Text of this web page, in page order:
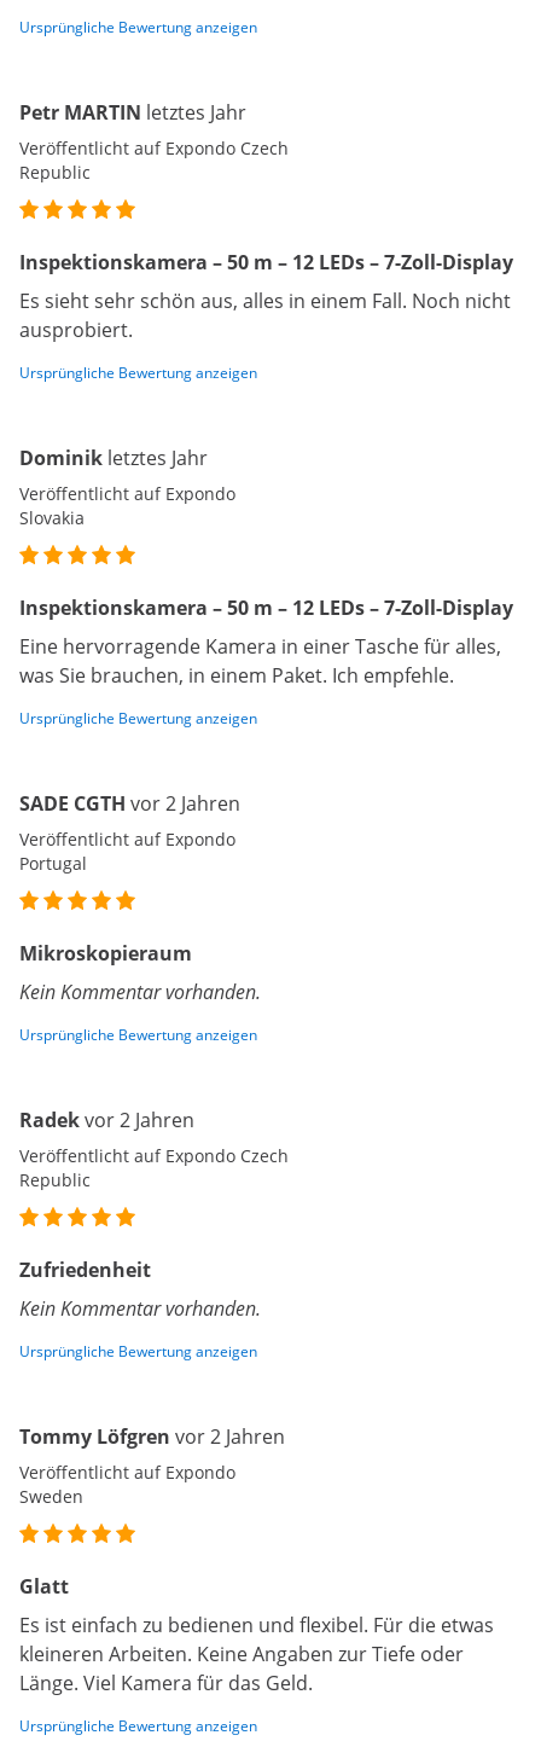
Ursprüngliche Bewertung anzeigen
Petr MARTIN letztes Jahr
Veröffentlicht auf Expondo Czech
Republic
Inspektionskamera – 50 m – 12 LEDs – 7-Zoll-Display
Es sieht sehr schön aus, alles in einem Fall. Noch nicht
ausprobiert.
Ursprüngliche Bewertung anzeigen
Dominik letztes Jahr
Veröffentlicht auf Expondo
Slovakia
Inspektionskamera – 50 m – 12 LEDs – 7-Zoll-Display
Eine hervorragende Kamera in einer Tasche für alles,
was Sie brauchen, in einem Paket. Ich empfehle.
Ursprüngliche Bewertung anzeigen
SADE CGTH vor 2 Jahren
Veröffentlicht auf Expondo
Portugal
Mikroskopieraum
Kein Kommentar vorhanden.
Ursprüngliche Bewertung anzeigen
Radekvor 2 Jahren
Veröffentlicht auf Expondo Czech
Republic
Zufriedenheit
Kein Kommentar vorhanden.
Ursprüngliche Bewertung anzeigen
Tommy Löfgren vor 2 Jahren
Veröffentlicht auf Expondo
Sweden
Glatt
Es ist einfach zu bedienen und flexibel. Für die etwas
kleineren Arbeiten. Keine Angaben zur Tiefe oder
Länge. Viel Kamera für das Geld.
Ursprüngliche Bewertung anzeigen